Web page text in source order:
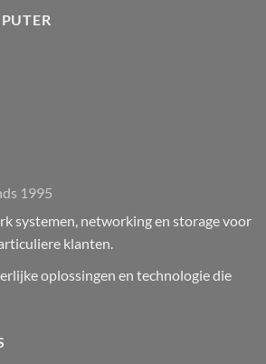
1995
systemen, networking en storage voor
klanten.
oplossingen en technologie die